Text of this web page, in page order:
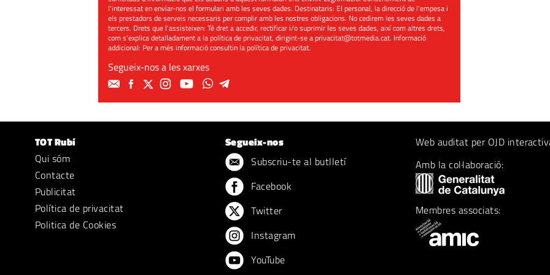
l'interessat en enviar-nos el formulari amb les seves dades. Destinataris: El personal, la direcció de l'empesa i
els prestadors de serveis necessaris per complir amb les nostres obligacions. No cedirem les seves dades a
tercers. Drets que l'assisteixen: Té dret a accedir, rectificar i/o suprimir les seves dades, així com altres drets,
com s'explica detalladament a la política de privacitat, dirigint-se aprivacitat@totmedia.cat. Informació
addicional: Per a més informació consultin lapolítica de privacitat.
Segueix-nos a les xarxes
TOT Rubí
Qui sóm
Contacte
Publicitat
Política de privacitat
Politica de Cookies
Segueix-nos
Subscriu-te al butlletí
Facebook
Twitter
Instagram
YouTube
Web auditat per OJD
Amb la col·laboració:
Membres associats: